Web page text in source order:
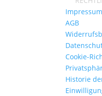
Impressum
AGB
Cookie-
Historie